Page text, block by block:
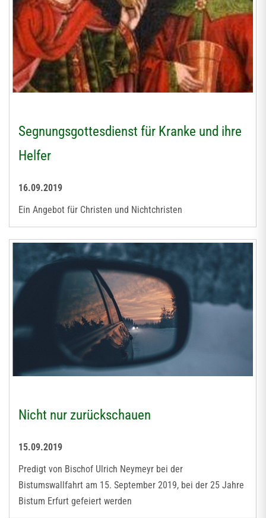
Segnungsgottesdienst für Kranke und ihre
Helfer
16.09.2019
Ein Angebot für Christen und Nichtchristen
Nicht nur zurückschauen
15.09.2019
Predigt von Bischof Ulrich Neymeyr bei der
Bistumswallfahrt am 15. September 2019, bei der 25 Jahre
Bistum Erfurt gefeiert werden